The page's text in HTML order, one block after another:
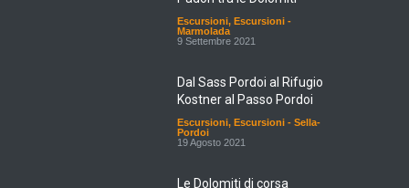
Escursioni, Escursioni -
Marmolada
9 Settembre 2021
Dal Sass Pordoi al Rifugio
Kostner al Passo Pordoi
Escursioni, Escursioni - Sella-
Pordoi
19 Agosto 2021
Le Dolomiti di corsa